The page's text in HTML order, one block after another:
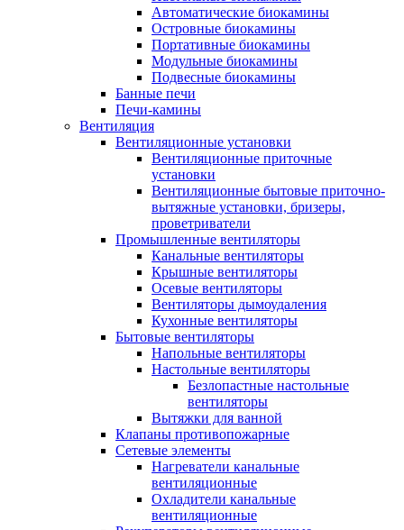
Автоматические биокамины
Островные биокамины
Портативные биокамины
Модульные биокамины
Подвесные биокамины
Банные печи
Печи-камины
Вентиляция
Вентиляционные установки
Вентиляционные приточные
установки
Вентиляционные бытовые приточно-
вытяжные установки, бризеры,
проветриватели
Промышленные вентиляторы
Канальные вентиляторы
Крышные вентиляторы
Осевые вентиляторы
Вентиляторы дымоудаления
Кухонные вентиляторы
Бытовые вентиляторы
Напольные вентиляторы
Настольные вентиляторы
Безлопастные настольные
вентиляторы
Вытяжки для ванной
Клапаны противопожарные
Сетевые элементы
Нагреватели канальные
вентиляционные
Охладители канальные
вентиляционные